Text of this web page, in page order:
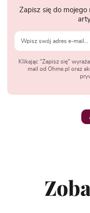
Zapisz się do
Klikając "Zapisz się"
mail od Ohme.pl oraz